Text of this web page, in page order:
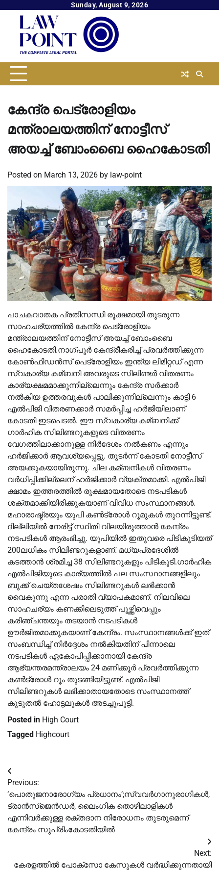
content
Sunday, August 9, 2026
കേന്ദ്ര പെട്രോളിയം
മന്ത്രാലയത്തിന് നോട്ടീസ്
അയച്ച്‌ ബോംബൈ ഹൈകോടതി
Posted on March 13, 2026 by law-point
പാചകവാതക പ്രതിസന്ധി രൂക്ഷമായി തുടരുന്ന
സാഹചര്യത്തില്‍ കേന്ദ്ര പെട്രോളിയം
മന്ത്രാലയത്തിന് നോട്ടീസ് അയച്ച്‌ ബോംബൈ
ഹൈകോടതി.നാഗ്പൂർ കേന്ദ്രീകരിച്ച്‌ പ്രവർത്തിക്കുന്ന
കോണ്‍ഫിഡൻസ് പെട്രോളിയം ഇന്ത്യ ലിമിറ്റഡ് എന്ന
സ്വകാര്യ കമ്ബനി അവരുടെ സിലിണ്ടർ വിതരണം
കാര്യക്ഷമമാക്കുന്നില്ലെന്നും കേന്ദ്ര സർക്കാർ
നല്‍കിയ ഉത്തരവുകള്‍ പാലിക്കുന്നില്ലെന്നും കാട്ടി 6
എല്‍പിജി വിതരണക്കാർ സമർപ്പിച്ച ഹർജിയിലാണ്
കോടതി ഇടപെടല്‍. ഈ സ്വകാര്യ കമ്ബനിക്ക്
ഗാർഹിക സിലിണ്ടറുകളുടെ വിതരണം
വേഗത്തിലാക്കാനുള്ള നിർദേശം നല്‍കണം എന്നും
ഹർജിക്കാർ ആവശ്യപ്പെട്ടു. തുടർന്ന് കോടതി നോട്ടീസ്
അയക്കുകയായിരുന്നു. ചില കമ്ബനികള്‍ വിതരണം
വർധിപ്പിക്കില്ലെന് ഹർജിക്കാർ വ്യക്തമാക്കി. എല്‍പിജി
ക്ഷാമം ഇത്തരത്തില്‍ രൂക്ഷമായതോടെ നടപടികള്‍
ശക്തമാക്കിയിരിക്കുകയാണ് വിവിധ സംസ്ഥാനങ്ങള്‍.
മഹാരാഷ്ട്രയും യുപി കണ്‍ട്രോള്‍ റൂമുകള്‍ തുറന്നിട്ടുണ്ട്.
ദില്ലിയില്‍ നേരിട്ട് സ്ഥിതി വിലയിരുത്താൻ കേന്ദ്രം
നടപടികള്‍ ആരംഭിച്ചു. യുപിയില്‍ ഇതുവരെ പിടികൂടിയത്
200ലധികം സിലിണ്ടറുകളാണ്. മധ്യപ്രദേശില്‍
കടത്താൻ ശ്രമിച്ച 38 സിലിണ്ടറുകളും പിടികൂടി.ഗാർഹിക
എല്‍പിജിയുടെ കാര്യത്തില്‍ പല സംസ്ഥാനങ്ങളിലും
ബുക്ക് ചെയ്തശേഷം സിലിണ്ടറുകള്‍ ലഭിക്കാൻ
വൈകുന്നു എന്ന പരാതി വ്യാപകമാണ്. നിലവിലെ
സാഹചര്യം കണക്കിലെടുത്ത് പൂഴ്ത്തിവെപ്പും
കരിഞ്ചന്തയും തടയാൻ നടപടികള്‍
ഊർജിതമാക്കുകയാണ് കേന്ദ്രം. സംസ്ഥാനങ്ങള്‍ക്ക് ഇത്
സംബന്ധിച്ച്‌ നിർദ്ദേശം നല്‍കിയതിന് പിന്നാലെ
നടപടികള്‍ ഏകോപിപ്പിക്കാനായി കേന്ദ്ര
ആഭ്യന്തരമന്ത്രാലയം 24 മണിക്കൂർ പ്രവർത്തിക്കുന്ന
കണ്‍ട്രോള്‍ റൂം തുടങ്ങിയിട്ടുണ്ട്. എല്‍പിജി
സിലിണ്ടറുകള്‍ ലഭിക്കാതായതോടെ സംസ്ഥാനത്ത്
കൂടുതല്‍ ഹോട്ടലുകള്‍ അടച്ചുപൂട്ടി.
Posted in High Court
Tagged Highcourt
Post
navigation
Previous:
‘പൊതുജനാരോഗ്യം പ്രധാനം’;സ്വവര്‍ഗാനുരാഗികള്‍,
ട്രാൻസ്‌ജെൻഡര്‍, ലൈംഗിക തൊഴിലാളികള്‍
എന്നിവര്‍ക്കുള്ള രക്തദാന നിരോധനം തുടരുമെന്ന്
കേന്ദ്രം സുപ്രിംകോടതിയില്‍
Next:
കേരളത്തില്‍ പോക്സോ കേസുകള്‍ വര്‍ദ്ധിക്കുന്നതായി